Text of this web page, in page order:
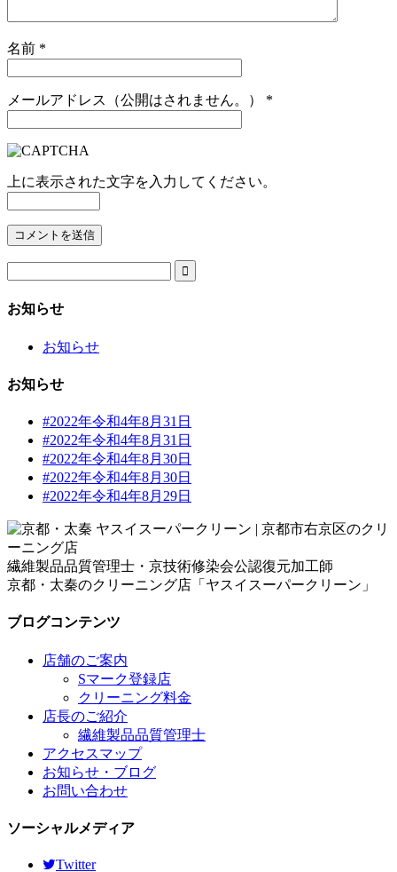
名前 *
メールアドレス（公開はされません。） *
上に表示された文字を入力してください。

お知らせ
お知らせ
お知らせ
#2022年令和4年8月31日
#2022年令和4年8月31日
#2022年令和4年8月30日
#2022年令和4年8月30日
#2022年令和4年8月29日
繊維製品品質管理士・京技術修染会公認復元加工師
京都・太秦のクリーニング店「ヤスイスーパークリーン」
ブログコンテンツ
店舗のご案内
Sマーク登録店
クリーニング料金
店長のご紹介
繊維製品品質管理士
アクセスマップ
お知らせ・ブログ
お問い合わせ
ソーシャルメディア
Twitter